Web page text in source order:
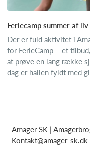
Feriecamp summer af
Der er fuld aktivitet i
for FerieCamp – et
at prøve en lang række
dag er hallen fyldt med
Amager SK |
Kontakt@amager-